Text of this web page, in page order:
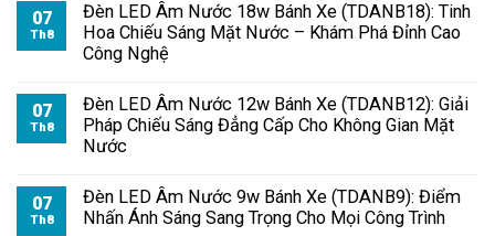
07
Th8
Đèn LED Âm Nước 18w Bánh Xe (TDANB18): Tinh
Hoa Chiếu Sáng Mặt Nước – Khám Phá Đỉnh Cao
Công Nghệ
07
Th8
Đèn LED Âm Nước 12w Bánh Xe (TDANB12): Giải
Pháp Chiếu Sáng Đẳng Cấp Cho Không Gian Mặt
Nước
07
Th8
Đèn LED Âm Nước 9w Bánh Xe (TDANB9): Điểm
Nhấn Ánh Sáng Sang Trọng Cho Mọi Công Trình